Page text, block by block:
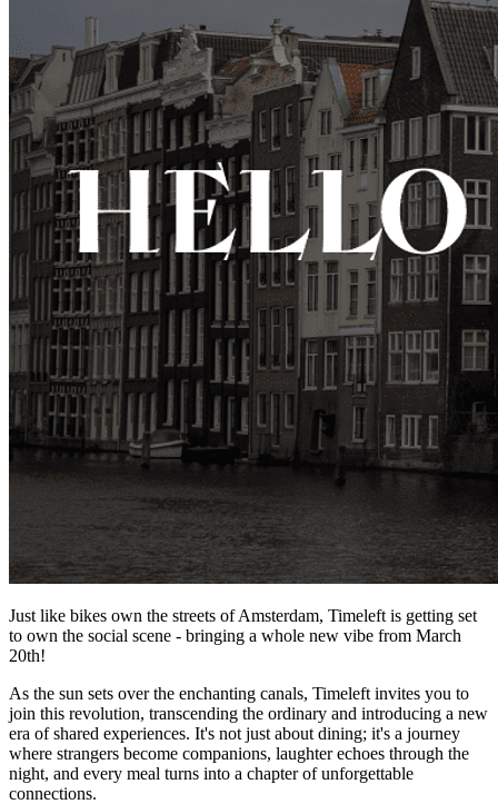
Just like bikes own the streets of Amsterdam, Timeleft is getting set
to own the social scene - bringing a whole new vibe from March
20th!
As the sun sets over the enchanting canals, Timeleft invites you to
join this revolution, transcending the ordinary and introducing a new
era of shared experiences. It's not just about dining; it's a journey
where strangers become companions, laughter echoes through the
night, and every meal turns into a chapter of unforgettable
connections.